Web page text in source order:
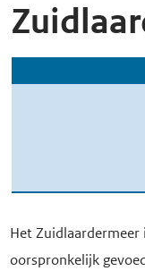
Het
oorspronkelijk